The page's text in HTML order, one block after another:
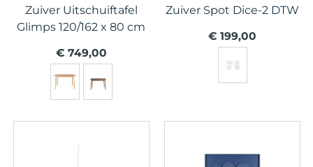
Zuiver Uitschuiftafel
Glimps 120/162 x 80 cm
€ 749,00
Zuiver Spot Dice-2 DTW
€ 199,00